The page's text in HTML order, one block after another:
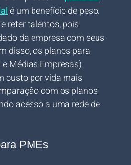
é um benefício de peso.
reter talentos, pois
da empresa com seus
disso, os planos para
Médias Empresas)
custo por vida mais
com os planos
acesso a uma rede de
PMEs